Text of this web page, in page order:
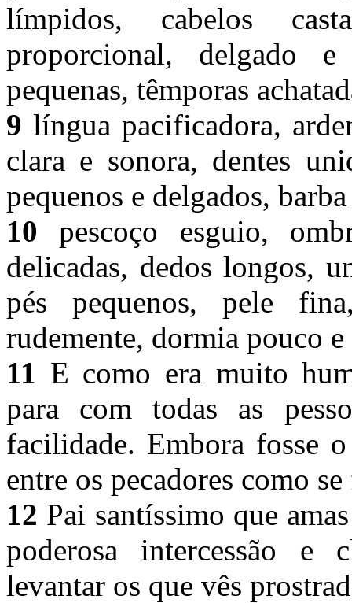
límpidos, cabelos
proporcional, delgado
pequenas, têmporas
9 língua pacificadora,
clara e sonora, dentes
pequenos e delgados,
10 pescoço esguio,
delicadas, dedos longos,
pés pequenos, pele
rudemente, dormia pouco
11 E como era muito
para com todas as
facilidade. Embora fosse
entre os pecadores como
12 Pai santíssimo que
poderosa intercessão e
levantar os que vês